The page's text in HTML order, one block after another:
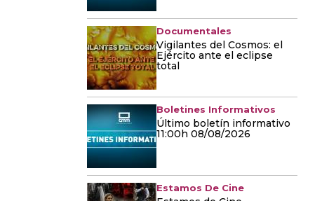
Documentales
Vigilantes del Cosmos: el
Ejército ante el eclipse
total
Boletines Informativos
Último boletín informativo
11:00h 08/08/2026
Estamos De Cine